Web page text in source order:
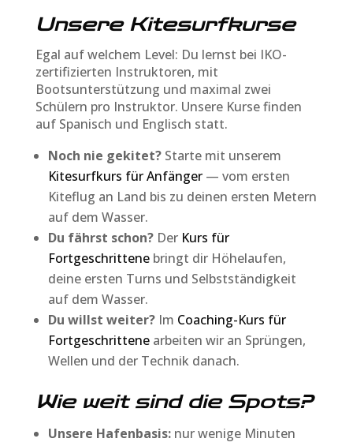
Unsere Kitesurfkurse
Egal auf welchem Level: Du lernst bei IKO-
zertifizierten Instruktoren, mit
Bootsunterstützung und maximal zwei
Schülern pro Instruktor. Unsere Kurse finden
auf Spanisch und Englisch statt.
Noch nie gekitet? Starte mit unserem
Kitesurfkurs für Anfänger— vom ersten
Kiteflug an Land bis zu deinen ersten Metern
auf dem Wasser.
Du fährst schon? Der Kurs für
Fortgeschrittenebringt dir Höhelaufen,
deine ersten Turns und Selbstständigkeit
auf dem Wasser.
Du willst weiter? Im Coaching-Kurs für
Fortgeschrittenearbeiten wir an Sprüngen,
Wellen und der Technik danach.
Wie weit sind die Spots?
Unsere Hafenbasis: nur wenige Minuten